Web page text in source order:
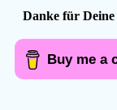
Danke für